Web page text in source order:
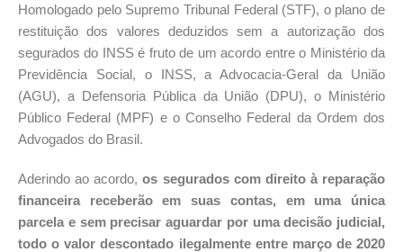
Homologado pelo Supremo Tribunal Federal (STF), o plano de
restituição dos valores deduzidos sem a autorização dos
segurados do INSS é fruto de um acordo entre o Ministério da
Previdência Social, o INSS, a Advocacia-Geral da União
(AGU), a Defensoria Pública da União (DPU), o Ministério
Público Federal (MPF) e o Conselho Federal da Ordem dos
Advogados do Brasil.
Aderindo ao acordo,os segurados com direito à reparação
financeira receberão em suas contas, em uma única
parcela e sem precisar aguardar por uma decisão judicial,
todo o valor descontado ilegalmente entre março de 2020